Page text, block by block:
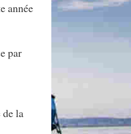
année
par
la